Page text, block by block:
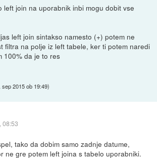
left join na uporabnik inbi mogu dobit vse
left join sintakso namesto (+) potem ne
filtra na polje iz left tabele, ker ti potem naredi
100% da je to res
sep 2015 ob 19:49)
08:53
tako da dobim samo zadnje datume,
ne gre potem left joina s tabelo uporabniki.